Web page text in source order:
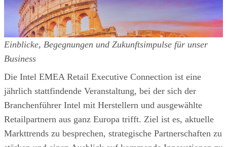
Einblicke, Begegnungen und Zukunftsimpulse für unser
Business
Die Intel EMEA Retail Executive Connection ist eine
jährlich stattfindende Veranstaltung, bei der sich der
Branchenführer Intel mit Herstellern und ausgewählte
Retailpartnern aus ganz Europa trifft. Ziel ist es, aktuelle
Markttrends zu besprechen, strategische Partnerschaften zu